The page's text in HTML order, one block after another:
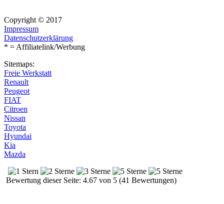
Copyright © 2017
Impressum
Datenschutzerklärung
* = Affiliatelink/Werbung
Sitemaps:
Freie Werkstatt
Renault
Peugeot
FIAT
Citroen
Nissan
Toyota
Hyundai
Kia
Mazda
Bewertung dieser Seite: 4.67 von 5 (41 Bewertungen)